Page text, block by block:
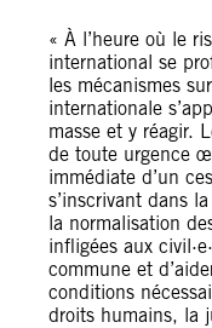
« À l’heure où le
international se
les mécanismes
internationale
masse et y réagir.
de toute urgence
immédiate d’un
s’inscrivant dans
la normalisation
infligées aux
commune et
conditions
droits humains, la